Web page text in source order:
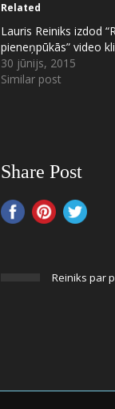
Related
Lauris Reiniks izdod
pieneņpūkās” video
30 jūnijs, 2015
Similar post
Share Post
Reiniks par